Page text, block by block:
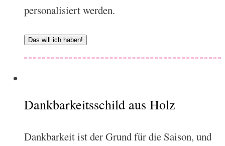
personalisiert werden.
Das will ich haben!
Dankbarkeitsschild aus Holz
Dankbarkeit ist der Grund für die Saison, und